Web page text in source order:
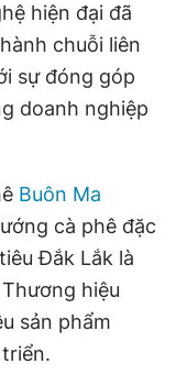
hiện đại đã
chuỗi liên
sự đóng góp
doanh nghiệp
Buôn Ma
cà phê đặc
Đắk Lắk là
hiệu
sản phẩm